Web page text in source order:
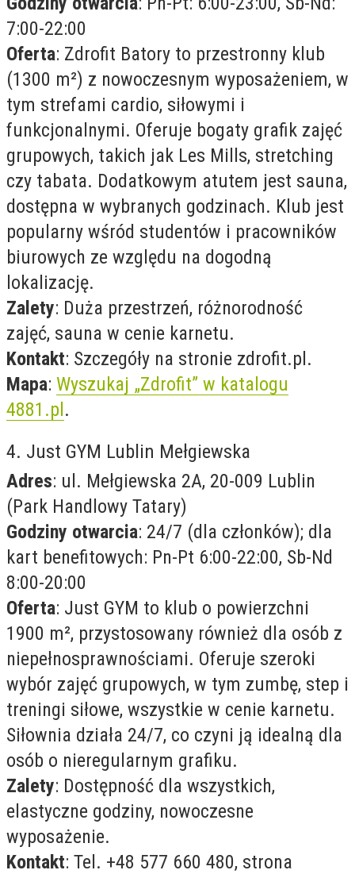
7:00-22:00
Oferta: Zdrofit Batory to przestronny klub
(1300 m²) z nowoczesnym wyposażeniem, w
tym strefami cardio, siłowymi i
funkcjonalnymi. Oferuje bogaty grafik zajęć
grupowych, takich jak Les Mills, stretching
czy tabata. Dodatkowym atutem jest sauna,
dostępna w wybranych godzinach. Klub jest
popularny wśród studentów i pracowników
biurowych ze względu na dogodną
lokalizację.
Zalety: Duża przestrzeń, różnorodność
zajęć, sauna w cenie karnetu.
Kontakt: Szczegóły na stronie zdrofit.pl.
Mapa: Wyszukaj „Zdrofit” w katalogu
4881.pl .
4. Just GYM Lublin Mełgiewska
Adres: ul. Mełgiewska 2A, 20-009 Lublin
(Park Handlowy Tatary)
Godziny otwarcia: 24/7 (dla członków); dla
kart benefitowych: Pn-Pt 6:00-22:00, Sb-Nd
8:00-20:00
Oferta: Just GYM to klub o powierzchni
1900 m², przystosowany również dla osób z
niepełnosprawnościami. Oferuje szeroki
wybór zajęć grupowych, w tym zumbę, step i
treningi siłowe, wszystkie w cenie karnetu.
Siłownia działa 24/7, co czyni ją idealną dla
osób o nieregularnym grafiku.
Zalety: Dostępność dla wszystkich,
elastyczne godziny, nowoczesne
wyposażenie.
Kontakt: Tel. +48 577 660 480, strona